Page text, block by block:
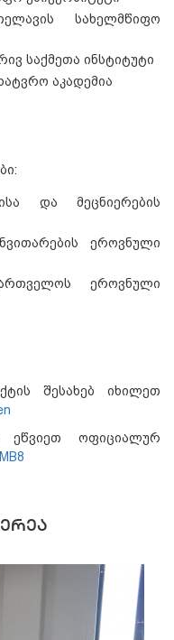
სახელმწიფო
საქმეთა ინსტიტუტი
აკადემია
და მეცნიერების
ეროვნული
ეროვნული
შესახებ იხილეთ
ეწვიეთ ოფიციალურ